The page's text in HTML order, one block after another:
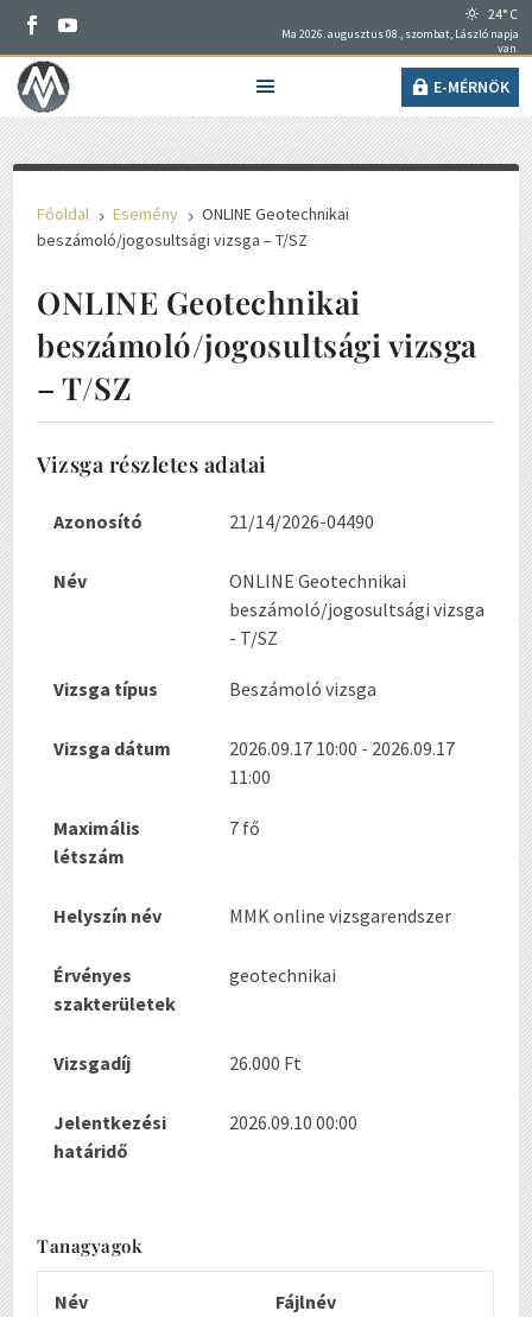
24° C
Ma 2026. augusztus 08., szombat, László napja
van.
E-MÉRNÖK
Főoldal 5 Esemény 5 ONLINE Geotechnikai
beszámoló/jogosultsági vizsga – T/SZ
ONLINE Geotechnikai
beszámoló/jogosultsági vizsga
– T/SZ
Vizsga részletes adatai
Azonosító 21/14/2026-04490
Név
ONLINE Geotechnikai
beszámoló/jogosultsági vizsga
- T/SZ
Vizsga típus Beszámoló vizsga
Vizsga dátum
2026.09.17 10:00 - 2026.09.17
11:00
Maximális
létszám
7 fő
Helyszín név MMK online vizsgarendszer
Érvényes
szakterületek
geotechnikai
Vizsgadíj 26.000 Ft
Jelentkezési
határidő
2026.09.10 00:00
Tanagyagok
Név Fájlnév